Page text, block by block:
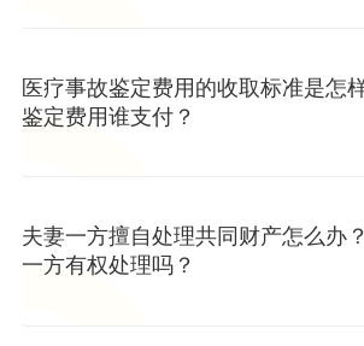
医疗事故鉴定费用的收取标准是怎
鉴定费用谁支付？
夫妻一方擅自处理共同财产怎么办
一方有权处理吗？